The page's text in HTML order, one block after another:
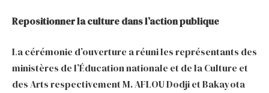
Repositionner la culture dans l’action publique
La cérémonie d’ouverture a réuni les représentants des
ministères de l’Éducation nationale et de la Culture et
des Arts respectivement M. AFLOU Dodji et Bakayota